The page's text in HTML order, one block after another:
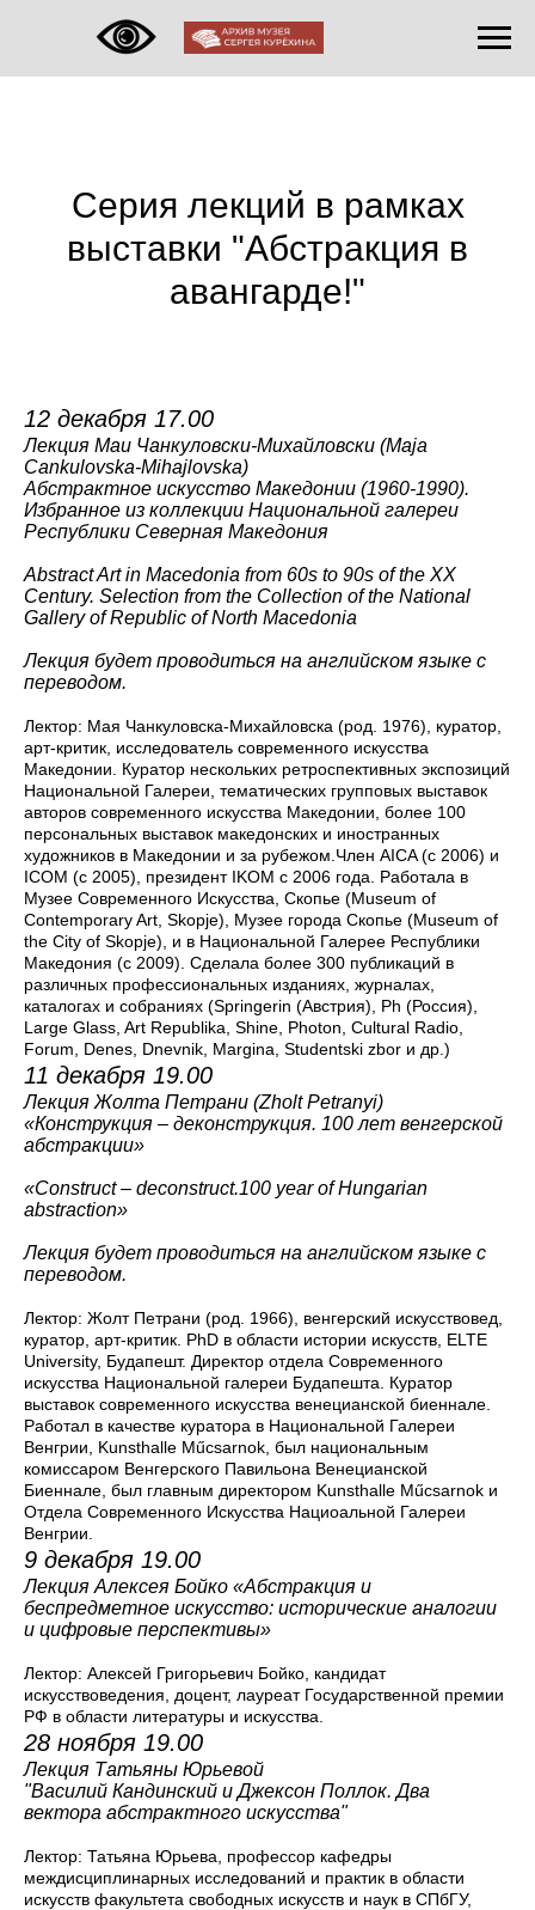
Серия лекций в рамках
выставки "Абстракция в
авангарде!"
12 декабря 17.00
Лекция Маи Чанкуловски-Михайловски (Maja
Cankulovska-Mihajlovska)
Абстрактное искусство Македонии (1960-1990).
Избранное из коллекции Национальной галереи
Республики Северная Македония
Abstract Art in Macedonia from 60s to 90s of the XX
Century. Selection from the Collection of the National
Gallery of Republic of North Macedonia
Лекция будет проводиться на английском языке с
переводом.
Лектор: Мая Чанкуловска-Михайловска (род. 1976), куратор,
арт-критик, исследователь современного искусства
Македонии. Куратор нескольких ретроспективных экспозиций
Национальной Галереи, тематических групповых выставок
авторов современного искусства Македонии, более 100
персональных выставок македонских и иностранных
художников в Македонии и за рубежом.Член AICA (с 2006) и
ICOM (с 2005), президент IKOM с 2006 года. Работала в
Музее Современного Искусства, Скопье (Museum of
Contemporary Art, Skopje), Музее города Скопье (Museum of
the City of Skopje), и в Национальной Галерее Республики
Македония (с 2009). Сделала более 300 публикаций в
различных профессиональных изданиях, журналах,
каталогах и собраниях (Springerin (Австрия), Ph (Россия),
Large Glass, Art Republika, Shine, Photon, Cultural Radio,
Forum, Denes, Dnevnik, Margina, Studentski zbor и др.)
11 декабря 19.00
Лекция Жолта Петрани (Zholt Petranyi)
«Конструкция – деконструкция. 100 лет венгерской
абстракции»
«Construct – deconstruct.100 year of Hungarian
abstraction»
Лекция будет проводиться на английском языке с
переводом.
Лектор: Жолт Петрани (род. 1966), венгерский искусствовед,
куратор, арт-критик. PhD в области истории искусств, ELTE
University, Будапешт. Директор отдела Современного
искусства Национальной галереи Будапешта. Куратор
выставок современного искусства венецианской биеннале.
Работал в качестве куратора в Национальной Галереи
Венгрии, Kunsthalle Műcsarnok, был национальным
комиссаром Венгерского Павильона Венецианской
Биеннале, был главным директором Kunsthalle Műcsarnok и
Отдела Современного Искусства Нациоальной Галереи
Венгрии.
9 декабря 19.00
Лекция Алексея Бойко «Абстракция и
беспредметное искусство: исторические аналогии
и цифровые перспективы»
Лектор: Алексей Григорьевич Бойко, кандидат
искусствоведения, доцент, лауреат Государственной премии
РФ в области литературы и искусства.
28 ноября 19.00
Лекция Татьяны Юрьевой
"Василий Кандинский и Джексон Поллок. Два
вектора абстрактного искусства"
Лектор: Татьяна Юрьева, профессор кафедры
междисциплинарных исследований и практик в области
искусств факультета свободных искусств и наук в СПбГУ,